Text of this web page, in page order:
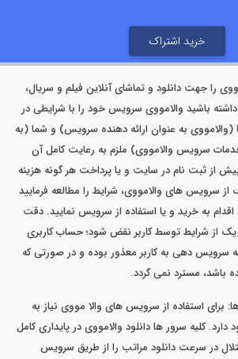
خرید اشتراک
را جهت دانلود و تماشای آنلاین فیلم و سریال،
باشید والامووی سرویس خود را با شرایطی در
(والامووی به عنوان ارائه دهنده سرویس) و شما (به
خدمات سرویس والامووی) ملزم به رعایت کامل آن
از ثبت نام در سایت و یا پرداخت هر گونه هزینه
از سرویس های والامووی، شرایط را مطالعه فرمایید
به خرید و یا استفاده از سرویس نمایید. دقت
یک از شرایط توسط کاربر نقض شود؛ حساب کاربری
سرویس دهی به کاربر معذور بوده و در صورتی که
باشد، مسترد نمی گردد.
برای استفاده از سرویس های والا مووی نیاز به
کلیه سرور ها دانلود والامووی در پایداری کامل
در سرعت دانلود مراتب را از طریق سرویس